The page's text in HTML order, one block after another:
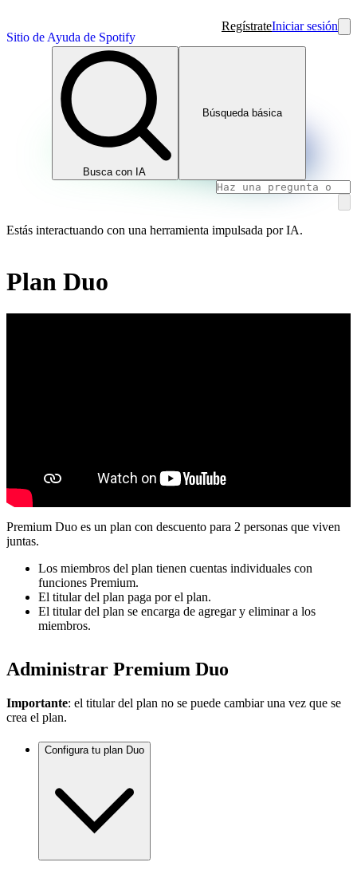
Sitio de Ayuda de Spotify
RegístrateIniciar sesión
Busca con IA
Búsqueda básica
Estás interactuando con una herramienta impulsada por IA.
Plan Duo
Premium Duo es un plan con descuento para 2 personas que viven
juntas.
Los miembros del plan tienen cuentas individuales con
funciones Premium.
El titular del plan paga por el plan.
El titular del plan se encarga de agregar y eliminar a los
miembros.
Administrar Premium Duo
Importante: el titular del plan no se puede cambiar una vez que se
crea el plan.
Configura tu plan Duo